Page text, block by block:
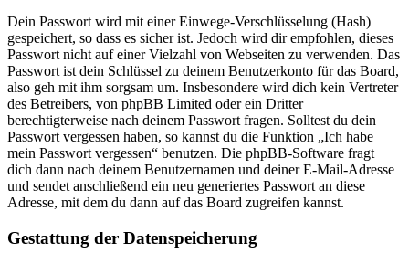
Dein Passwort wird mit einer Einwege-Verschlüsselung (Hash)
gespeichert, so dass es sicher ist. Jedoch wird dir empfohlen, dieses
Passwort nicht auf einer Vielzahl von Webseiten zu verwenden. Das
Passwort ist dein Schlüssel zu deinem Benutzerkonto für das Board,
also geh mit ihm sorgsam um. Insbesondere wird dich kein Vertreter
des Betreibers, von phpBB Limited oder ein Dritter
berechtigterweise nach deinem Passwort fragen. Solltest du dein
Passwort vergessen haben, so kannst du die Funktion „Ich habe
mein Passwort vergessen“ benutzen. Die phpBB-Software fragt
dich dann nach deinem Benutzernamen und deiner E-Mail-Adresse
und sendet anschließend ein neu generiertes Passwort an diese
Adresse, mit dem du dann auf das Board zugreifen kannst.
Gestattung der Datenspeicherung